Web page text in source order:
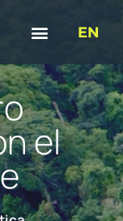
EN
el